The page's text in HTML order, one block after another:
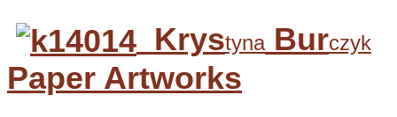
KrystynaBurczyk
Paper Artworks